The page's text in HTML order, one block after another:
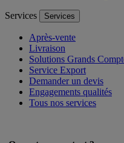
Services Services
Après-vente
Livraison
Solutions Grands
Service Export
Demander un devis
Engagements qualités
Tous nos services